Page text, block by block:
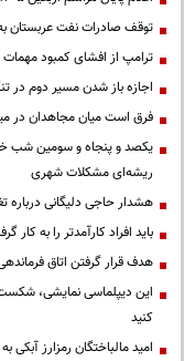
توقف صادرات نفت عربستان
ترامپ از افشای کمبود
اجازه باز شدن مسیر دوم در
فرق است میان مجاهدان در
یکصد و پنجاه و سومین شب
ریشه‌ای مشکلات شهری
هشدار حاجی دلیگانی درباره
باید افراد کارآمدتر را به
هدف قرار گرفتن اتاق‌
این دیپلماسی نمایشی،
کنید
امید مالباختگان رمزارز